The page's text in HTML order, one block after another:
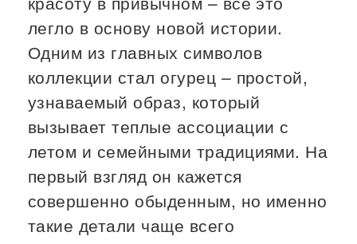
легло в основу новой истории.
Одним из главных символов
коллекции стал огурец – простой,
узнаваемый образ, который
вызывает теплые ассоциации с
летом и семейными традициями. На
первый взгляд он кажется
совершенно обыденным, но именно
такие детали чаще всего